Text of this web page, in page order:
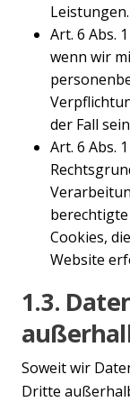
Leistungen.
Art. 6 Abs.
wenn wir
der Fall
Art. 6 Abs.
Cookies,
Website
1.3.
Soweit wir
Dritte